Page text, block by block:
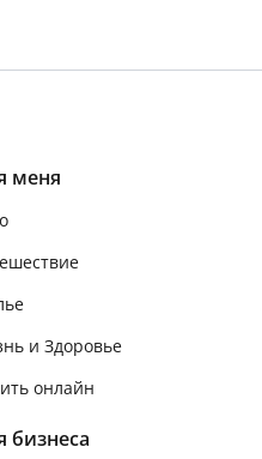
меня
и Здоровье
онлайн
бизнеса